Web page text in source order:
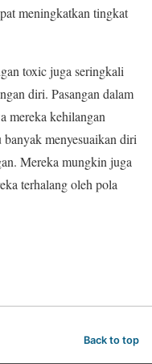
meningkatkan tingkat
toxic juga seringkali
diri. Pasangan dalam
mereka kehilangan
menyesuaikan diri
Mereka mungkin juga
terhalang oleh pola
Back to top